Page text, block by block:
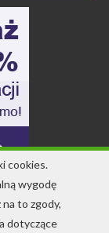
cookies.
wygodę
to zgody,
dotyczące